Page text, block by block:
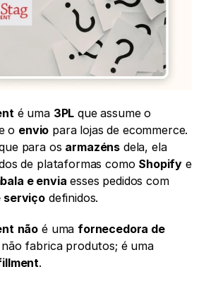
é uma 3PL
o envio para lojas de ecommerce.
para os armazéns dela, ela
de plataformas como Shopify e
e envia esses pedidos com
serviço definidos.
não é uma fornecedora de
. Ela não fabrica produtos; é uma
.